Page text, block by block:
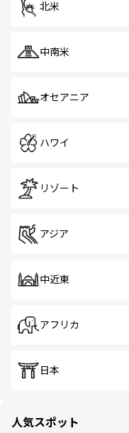
北米
中南米
オセアニア
ハワイ
リゾート
アジア
中近東
アフリカ
日本
人気スポット